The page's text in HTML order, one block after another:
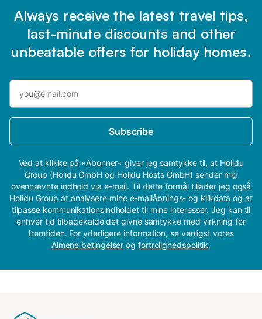
Always receive the latest travel tips,
last-minute discounts and other
unbeatable offers for holiday homes.
Subscribe
Ved at klikke på »Abonner« giver jeg samtykke til, at Holidu
Group (Holidu GmbH og Holidu Hosts GmbH) sender mig
ovennævnte indhold via e-mail. Til dette formål tillader jeg også
Holidu Group at analysere mine e-mailåbnings- og klikdata og at
tilpasse kommunikationsindholdet til mine interesser. Jeg kan til
enhver tid tilbagekalde det givne samtykke med virkning for
fremtiden. For yderligere information, se venligst vores
Almene betingelser og fortrolighedspolitik.